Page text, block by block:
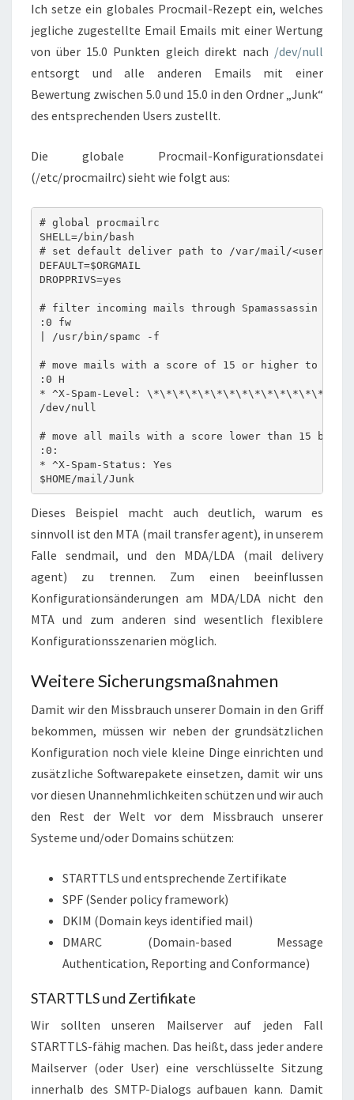
Ich setze ein globales Procmail-Rezept ein, welches
jegliche zugestellte Email Emails mit einer Wertung
von über 15.0 Punkten gleich direkt nach /dev/null
entsorgt und alle anderen Emails mit einer
Bewertung zwischen 5.0 und 15.0 in den Ordner „Junk“
des entsprechenden Users zustellt.
Die globale Procmail-Konfigurationsdatei
(/etc/procmailrc) sieht wie folgt aus:
# global procmailrc
SHELL=/bin/bash
# set default deliver path to /var/mail/
DEFAULT=$ORGMAIL
DROPPRIVS=yes
# filter incoming mails through Spamassassin
:0 fw
| /usr/bin/spamc -f
# move mails with a score of 15 or higher to /
:0 H
* ^X-Spam-Level: \*\*\*\*\*\*\*\*\*\*\*\*\*\*\*
/dev/null
# move all mails with a score lower than 15 but
:0:
* ^X-Spam-Status: Yes
$HOME/mail/Junk
Dieses Beispiel macht auch deutlich, warum es
sinnvoll ist den MTA (mail transfer agent), in unserem
Falle sendmail, und den MDA/LDA (mail delivery
agent) zu trennen. Zum einen beeinflussen
Konfigurationsänderungen am MDA/LDA nicht den
MTA und zum anderen sind wesentlich flexiblere
Konfigurationsszenarien möglich.
Weitere Sicherungsmaßnahmen
Damit wir den Missbrauch unserer Domain in den Griff
bekommen, müssen wir neben der grundsätzlichen
Konfiguration noch viele kleine Dinge einrichten und
zusätzliche Softwarepakete einsetzen, damit wir uns
vor diesen Unannehmlichkeiten schützen und wir auch
den Rest der Welt vor dem Missbrauch unserer
Systeme und/oder Domains schützen:
STARTTLS und entsprechende Zertifikate
SPF (Sender policy framework)
DKIM (Domain keys identified mail)
DMARC (Domain-based Message
Authentication, Reporting and Conformance)
STARTTLS und Zertifikate
Wir sollten unseren Mailserver auf jeden Fall
STARTTLS-fähig machen. Das heißt, dass jeder andere
Mailserver (oder User) eine verschlüsselte Sitzung
innerhalb des SMTP-Dialogs aufbauen kann. Damit